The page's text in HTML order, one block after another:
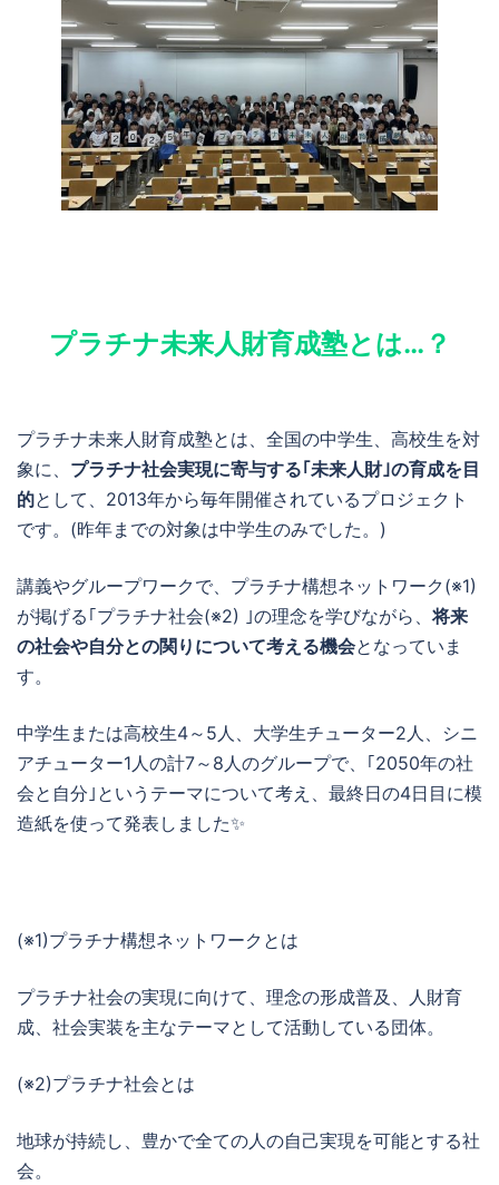
プラチナ未来人財育成塾とは…？
プラチナ未来人財育成塾とは、全国の中学生、高校生を対
象に、 プラチナ社会実現に寄与する｢未来人財｣の育成を目
的として、2013年から毎年開催されているプロジェクト
です。(昨年までの対象は中学生のみでした。)
講義やグループワークで、プラチナ構想ネットワーク(※1)
が掲げる｢プラチナ社会(※2) ｣の理念を学びながら、将来
の社会や自分との関りについて考える機会となっていま
す。
中学生または高校生4～5人、大学生チューター2人、シニ
アチューター1人の計7～8人のグループで、｢2050年の社
会と自分｣というテーマについて考え、最終日の4日目に模
造紙を使って発表しました✨
(※1)プラチナ構想ネットワークとは
プラチナ社会の実現に向けて、理念の形成普及、人財育
成、社会実装を主なテーマとして活動している団体。
(※2)プラチナ社会とは
地球が持続し、豊かで全ての人の自己実現を可能とする社
会。